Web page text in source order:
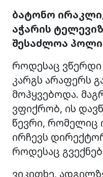
ბატონო
აჭარის
შესაძლოა
როდესაც ვწერდი
კარგს არაფერს
მოჰყვებოდა.
ვფიქრობ, ის
წევრი, რომელიც
ირჩევს
როდესაც
ვიკითხე,